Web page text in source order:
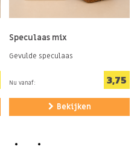
Speculaas mix
Gevulde speculaas
Nu vanaf: 3,75
Bekijken